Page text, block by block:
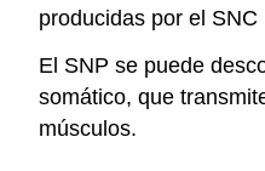
producidas por el
El SNP se puede
somático, que
músculos.